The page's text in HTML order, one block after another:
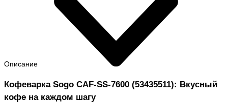
Описание
Кофеварка Sogo CAF-SS-7600 (53435511): Вкусный
кофе на каждом шагу